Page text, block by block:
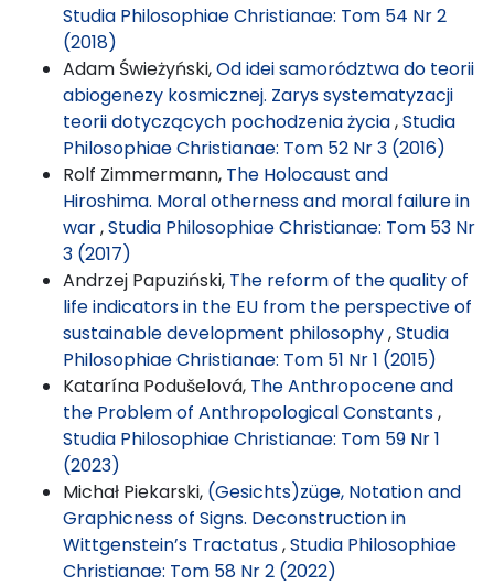
Studia Philosophiae Christianae: Tom 54 Nr 2
(2018)
Adam Świeżyński,Od idei samorództwa do teorii
abiogenezy kosmicznej. Zarys systematyzacji
teorii dotyczących pochodzenia życia,Studia
Philosophiae Christianae: Tom 52 Nr 3 (2016)
Rolf Zimmermann, The Holocaust and
Hiroshima. Moral otherness and moral failure in
war,Studia Philosophiae Christianae: Tom 53 Nr
3 (2017)
Andrzej Papuziński, The reform of the quality of
life indicators in the EU from the perspective of
sustainable development philosophy,Studia
Philosophiae Christianae: Tom 51 Nr 1 (2015)
Katarína Podušelová, The Anthropocene and
the Problem of Anthropological Constants,
Studia Philosophiae Christianae: Tom 59 Nr 1
(2023)
Michał Piekarski, (Gesichts)züge, Notation and
Graphicness of Signs. Deconstruction in
Wittgenstein’s Tractatus,Studia Philosophiae
Christianae: Tom 58 Nr 2 (2022)